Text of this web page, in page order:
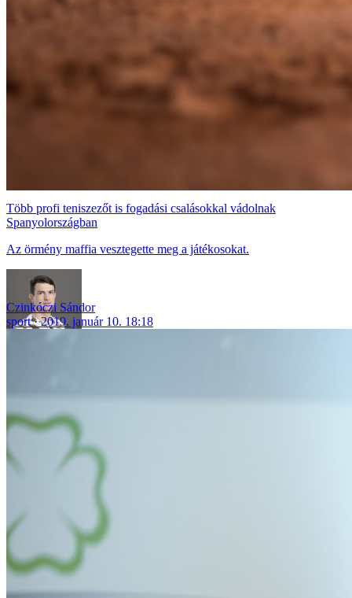
Több profi teniszezőt is fogadási csalásokkal vádolnak
Spanyolországban
Az örmény maffia vesztegette meg a játékosokat.
Czinkóczi Sándor
sport
2019. január 10. 18:18